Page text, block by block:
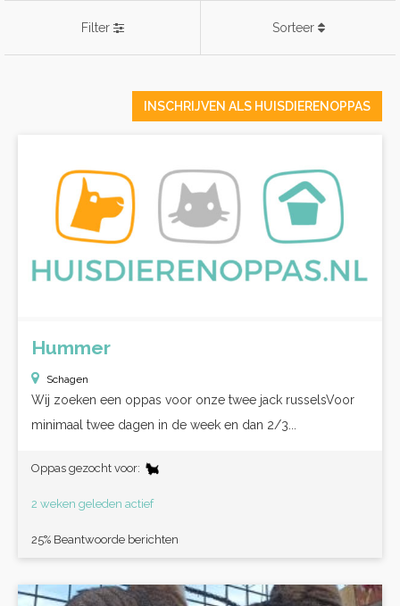
Filter Sorteer
INSCHRIJVEN ALS HUISDIERENOPPAS
Hummer
Schagen
Wij zoeken een oppas voor onze twee jack russelsVoor
minimaal twee dagen in de week en dan 2/3...
Oppas gezocht voor:
2 weken geleden actief
25% Beantwoorde berichten